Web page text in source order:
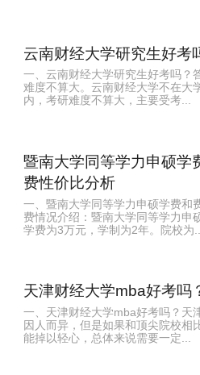
云南财经大学研究生好考
一、云南财经大学研究生好考吗？
难度不算大。云南财经大学不在大
内，考研难度不算大，主要受考...
暨南大学同等学力申硕学
费性价比分析
一、暨南大学同等学力申硕学费和
费情况介绍：暨南大学同等学力申
学费为3万元，学制为2年。院校为...
天津财经大学mba好考吗
一、天津财经大学mba好考吗？天
因人而异，但是如果和顶尖院校相
能掉以轻心，总体来说需要一定...